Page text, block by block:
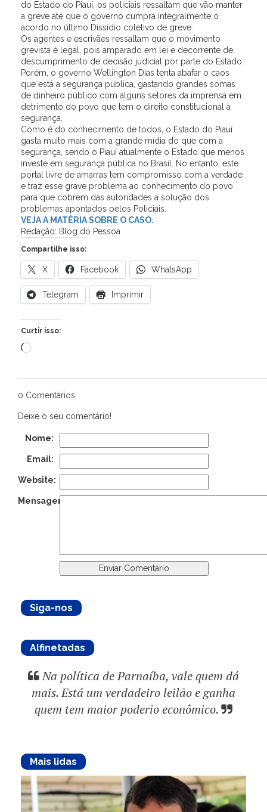
do Estado do Piauí, os policiais ressaltam que vão manter
a greve até que o governo cumpra integralmente o
acordo no último Dissídio coletivo de greve.
Os agentes e escrivães ressaltam que o movimento
grevista é legal, pois amparado em lei e decorrente de
descumprimento de decisão judicial por parte do Estado.
Porém, o governo Wellington Dias tenta abafar o caos
que está a segurança pública, gastando grandes somas
de dinheiro público com alguns setores da imprensa em
detrimento do povo que tem o direito constitucional à
segurança.
Como é do conhecimento de todos, o Estado do Piauí
gasta muito mais com a grande mídia do que com a
segurança, sendo o Piauí atualmente o Estado que menos
investe em segurança pública no Brasil. No entanto, este
portal livre de amarras tem compromisso com a verdade
e traz esse grave problema ao conhecimento do povo
para que cobrem das autoridades a solução dos
problemas apontados pelos Policiais.
VEJA A MATÉRIA SOBRE O CASO.
Redação: Blog do Pessoa
Compartilhe isso:
X Facebook WhatsApp
Telegram Imprimir
Curtir isso:
Carregando...
0 Comentários
Deixe o seu comentário!
Nome:
Email:
Website:
Mensagem:
Siga-nos
Alfinetadas
Na política de Parnaíba, vale quem dá
mais. Está um verdadeiro leilão e ganha
quem tem maior poderio econômico.
Mais lidas